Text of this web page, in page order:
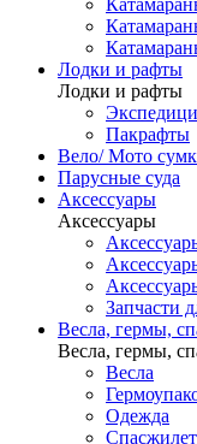
Лодки и рафты
Лодки и рафты
Пакрафты
Вело/ Мото
Парусные суда
Аксессуары
Аксессуары
Запчасти
Весла, гермы,
Весла, гермы,
Весла
Одежда